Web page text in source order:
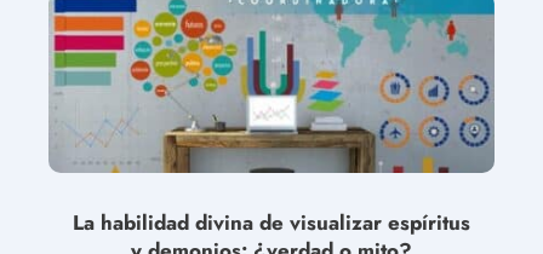
La habilidad divina de visualizar espíritus